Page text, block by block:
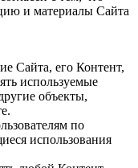
и материалы Сайта
Сайта, его Контент,
используемые
объекты,
по
использования